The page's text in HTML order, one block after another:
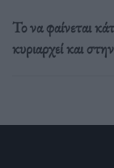
Το να φαίνεται
κυριαρχεί και